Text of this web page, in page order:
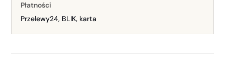
Płatności
Przelewy24, BLIK, karta